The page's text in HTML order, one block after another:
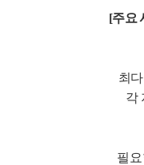
[주요
최
각
필